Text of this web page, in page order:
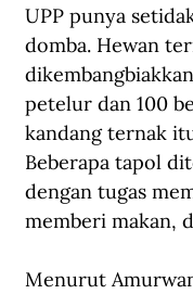
UPP punya
domba. Hewan
petelur dan 100
kandang ternak
Beberapa tapol
dengan tugas
memberi makan,
Menurut